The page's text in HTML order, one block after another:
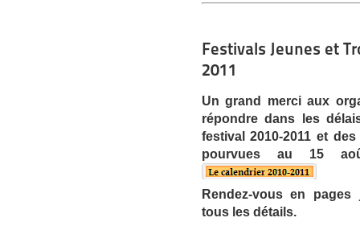
Festivals Jeunes et
2011
Un grand merci aux
répondre dans les
festival 2010-2011 et
pourvues au 15
Rendez-vous en
tous les détails.